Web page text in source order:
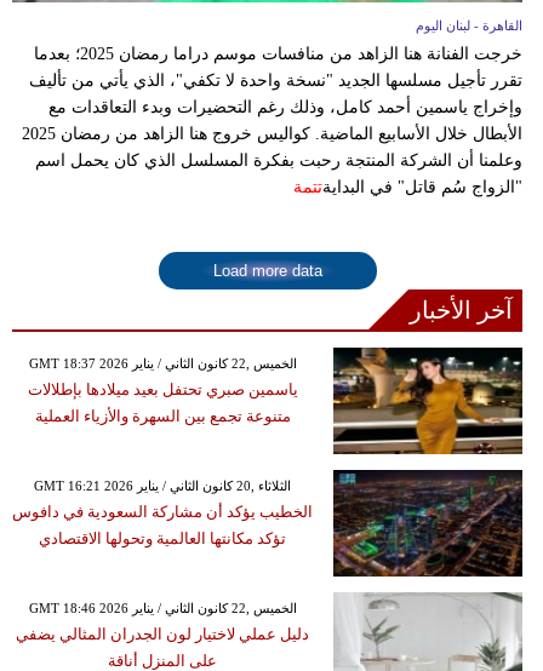
القاهرة - لبنان اليوم
خرجت الفنانة هنا الزاهد من منافسات موسم دراما رمضان 2025؛ بعدما
تقرر تأجيل مسلسها الجديد "نسخة واحدة لا تكفي"، الذي يأتي من تأليف
وإخراج ياسمين أحمد كامل، وذلك رغم التحضيرات وبدء التعاقدات مع
الأبطال خلال الأسابيع الماضية. كواليس خروج هنا الزاهد من رمضان 2025
وعلمنا أن الشركة المنتجة رحبت بفكرة المسلسل الذي كان يحمل اسم
"الزواج سُم قاتل" في البدايةتتمة
Load more data
آخر الأخبار
GMT 18:37 2026 الخميس ,22 كانون الثاني / يناير
ياسمين صبري تحتفل بعيد ميلادها بإطلالات
متنوعة تجمع بين السهرة والأزياء العملية
GMT 16:21 2026 الثلاثاء ,20 كانون الثاني / يناير
الخطيب يؤكد أن مشاركة السعودية في دافوس
تؤكد مكانتها العالمية وتحولها الاقتصادي
GMT 18:46 2026 الخميس ,22 كانون الثاني / يناير
دليل عملي لاختيار لون الجدران المثالي يضفي
على المنزل أناقة